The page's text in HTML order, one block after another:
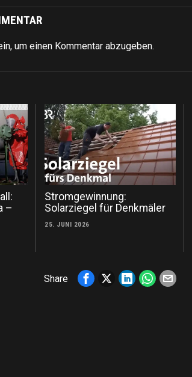
um einen Kommentar abzugeben.
–
Stromgewinnung:
Solarziegel für Denkmäler
25. JUNI 2026
Share